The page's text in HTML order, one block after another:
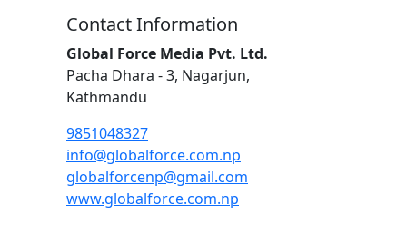
Contact Information
Global Force Media Pvt. Ltd.
Pacha Dhara - 3, Nagarjun,
Kathmandu
9851048327
info@globalforce.com.np
globalforcenp@gmail.com
www.globalforce.com.np